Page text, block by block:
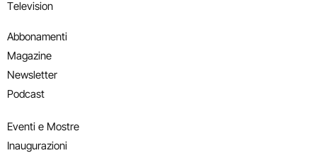
Television
Abbonamenti
Magazine
Newsletter
Podcast
Eventi e Mostre
Inaugurazioni